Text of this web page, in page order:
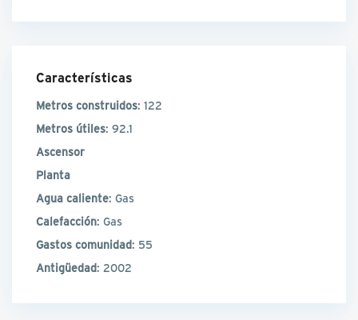
Características
Metros construidos: 122
Metros útiles: 92.1
Ascensor
Planta
Agua caliente: Gas
Calefacción: Gas
Gastos comunidad: 55
Antigüedad: 2002